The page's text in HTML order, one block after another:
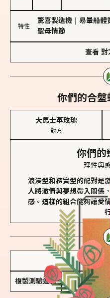
特性
驚喜製造機 易暈船體
聖母情節
查看 對
你們的合盤
大馬士革玫瑰
對方
你們的
理性與
浪漫型和務實型的配對是
人將激情與夢想帶入關係
感。這樣的組合能夠讓愛
儲存我
複製測驗連結